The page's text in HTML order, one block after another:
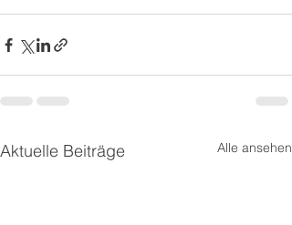
Aktuelle Beiträge Alle ansehen